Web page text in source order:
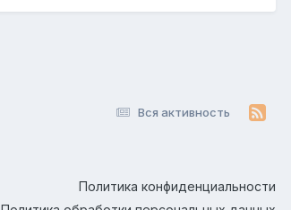
Вся активность
Политика конфиденциальности